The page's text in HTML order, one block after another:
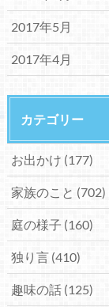
2017年5月
2017年4月
カテゴリー
お出かけ (177)
家族のこと (702)
庭の様子 (160)
独り言 (410)
趣味の話 (125)